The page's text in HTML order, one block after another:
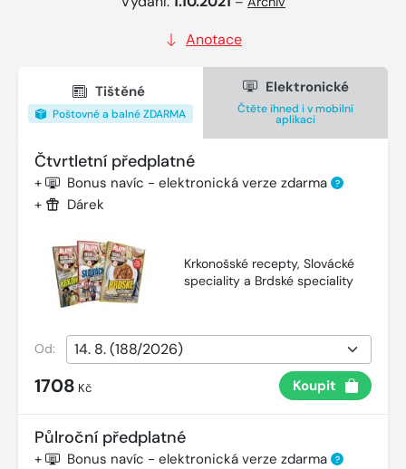
Anotace
Tištěné
Poštovné a balné ZDARMA
Elektronické
Čtěte ihned i v mobilní
aplikaci
Čtvrtletní předplatné
+ Bonus navíc - elektronická verze zdarma ?
+ Dárek
Krkonošské recepty, Slovácké
speciality a Brdské speciality
Od:
1708 Kč Koupit
Půlroční předplatné
+ Bonus navíc - elektronická verze zdarma ?